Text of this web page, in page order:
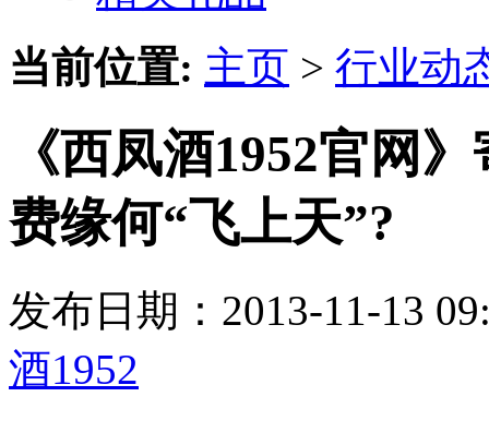
当前位置: 主页 > 行业动
《西凤酒1952官网
费缘何“飞上天”?
发布日期：2013-11-13
酒1952